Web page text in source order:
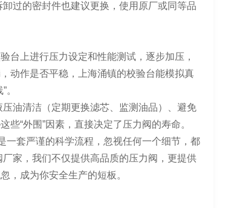
过的密封件也建议更换，使用原厂或同等品
台上进行压力设定和性能测试，逐步加压，
动作是否平稳，上海涌镇的校验台能模拟真
。
油清洁（定期更换滤芯、监测油品）、避免
“外围”因素，直接决定了压力阀的寿命。
一套严谨的科学流程，忽视任何一个细节，都
厂家，我们不仅提供高品质的压力阀，更提供
，成为你安全生产的短板。